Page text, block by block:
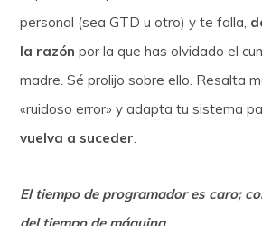
personal (sea GTD u otro) y te falla,
la razón por la que has olvidado el
madre. Sé prolijo sobre ello. Resalta
«ruidoso error» y adapta tu sistema
vuelva a suceder.
El tiempo de programador es caro;